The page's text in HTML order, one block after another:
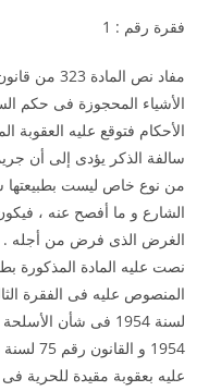
فقرة رقم : 1
مفاد نص
الأشياء المحجوزة فى حكم
الأحكام فتوقع عليه العقوبة
سالفة الذكر يؤدى إلى أن
من نوع خاص ليست بطبيعتها
الشارع و ما أفصح عنه ،
الغرض الذى فرض من أجله . و
نصت عليه المادة المذكورة
عليه بعقوبة مقيدة للحرية